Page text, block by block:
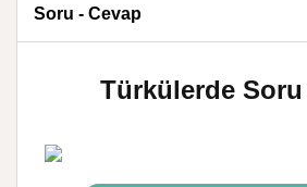
Soru - Cevap
Türkülerde Soru